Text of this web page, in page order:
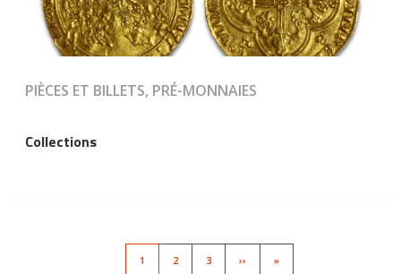
PIÈCES ET BILLETS, PRÉ-MONNAIES
Collections
PAGE
1 PAGE
2 PAGE
3 SUIVANT
›› LAST
»